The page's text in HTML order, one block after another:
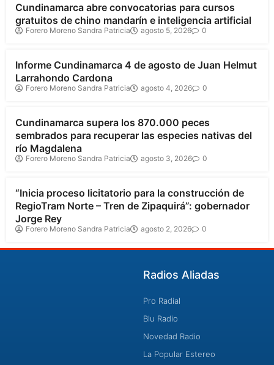
Cundinamarca abre convocatorias para cursos
gratuitos de chino mandarín e inteligencia artificial
Forero Moreno Sandra Patricia agosto 5, 2026 0
Cundinamarca
Informe Cundinamarca 4 de agosto de Juan Helmut
Larrahondo Cardona
Forero Moreno Sandra Patricia agosto 4, 2026 0
Cundinamarca
Cundinamarca supera los 870.000 peces
sembrados para recuperar las especies nativas del
río Magdalena
Forero Moreno Sandra Patricia agosto 3, 2026 0
Cundinamarca
“Inicia proceso licitatorio para la construcción de
RegioTram Norte – Tren de Zipaquirá”: gobernador
Jorge Rey
Forero Moreno Sandra Patricia agosto 2, 2026 0
Radios Aliadas
Pro Radial
Blu Radio
Novedad Radio
La Popular Estereo